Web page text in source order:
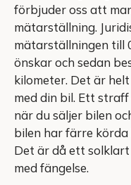
förbjuder oss att
mätarställning.
mätarställningen till
önskar och sedan
kilometer. Det är
med din bil. Ett
när du säljer bilen
bilen har färre
Det är då ett
med fängelse.